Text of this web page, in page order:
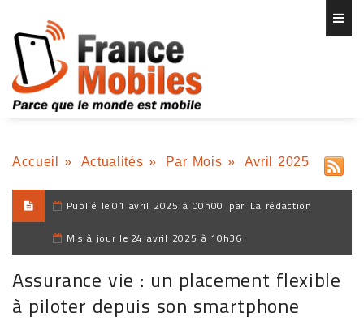
Accueil » Actualités » Par Mois » Avril 2025
Publié le 01 avril 2025 à 00h00 par La rédaction
Mis à jour le 24 avril 2025 à 10h36
Assurance vie : un placement flexible
à piloter depuis son smartphone